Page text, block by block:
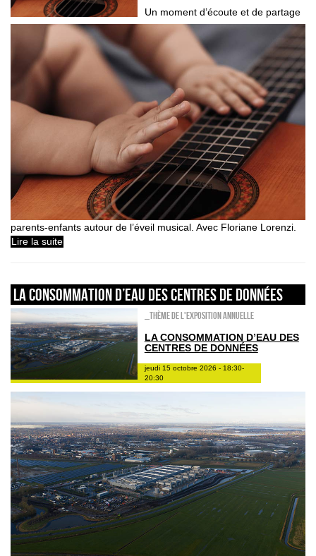
Un moment d’écoute et de partage
parents-enfants autour de l’éveil musical. Avec Floriane Lorenzi.
Lire la suite
La consommation d’eau des centres de données
_Thème de l'exposition annuelle
LA CONSOMMATION D’EAU DES
CENTRES DE DONNÉES
jeudi 15 octobre 2026 - 18:30-
20:30